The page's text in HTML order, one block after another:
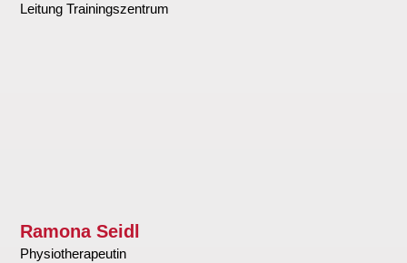
Leitung Trainingszentrum
Ramona Seidl
Physiotherapeutin